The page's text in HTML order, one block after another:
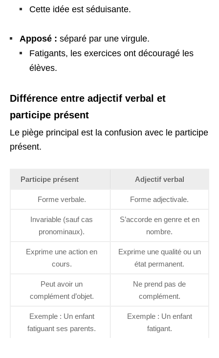
Cette idée est séduisante.
Apposé : séparé par une virgule.
Fatigants, les exercices ont découragé les
élèves.
Différence entre adjectif verbal et
participe présent
Le piège principal est la confusion avec le participe
présent.
Participe présent Adjectif verbal
Forme verbale. Forme adjectivale.
Invariable (sauf cas
pronominaux).
S’accorde en genre et en
nombre.
Exprime une action en
cours.
Exprime une qualité ou un
état permanent.
Peut avoir un
complément d’objet.
Ne prend pas de
complément.
Exemple : Un enfant
fatiguant ses parents.
Exemple : Un enfant
fatigant.